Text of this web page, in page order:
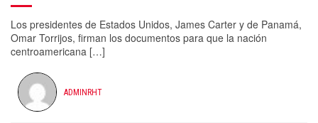
Los presidentes de Estados Unidos, James Carter y de Panamá,
Omar Torrijos, firman los documentos para que la nación
centroamericana […]
ADMINRHT